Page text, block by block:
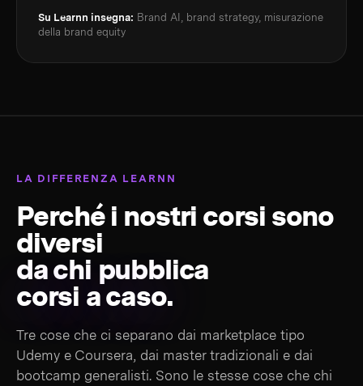
Su Learnn insegna: Brand AI, brand strategy, misurazione
della brand equity
LA DIFFERENZA LEARNN
Perché i nostri corsi sono
diversi
da chi pubblica
corsi a caso.
Tre cose che ci separano dai marketplace tipo
Udemy e Coursera, dai master tradizionali e dai
bootcamp generalisti. Sono le stesse cose che chi